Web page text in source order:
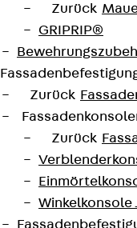
Zurück
GRIPRIP®
Zurück
Zurück
Winkelkonsole